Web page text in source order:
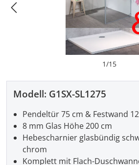
1/15
Modell: G1SX-SL1275
Pendeltür 75 cm & Festwand
8 mm Glas Höhe 200 cm
Hebescharnier glasbündig
chrom
Komplett mit Flach-